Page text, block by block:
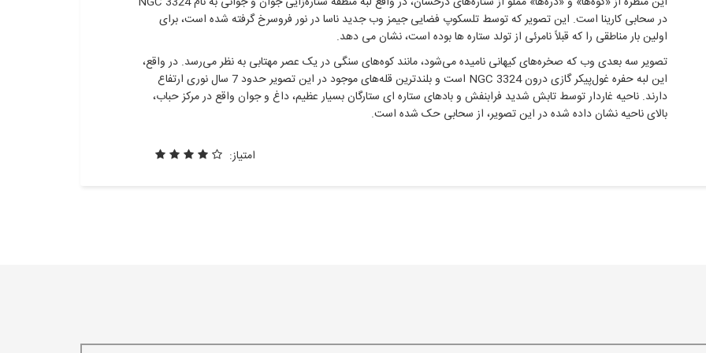
در سحابی کارینا است. این تصویر که توسط تلسکوپ فضایی جیمز وب جدید ناسا در نور فروسرخ گرفته شده است، برای
اولین بار مناطقی را که قبلاً نامرئی از تولد ستاره ها بوده است، نشان می دهد.
تصویر سه بعدی وب که صخره‌های کیهانی نامیده می‌شود، مانند کوه‌های سنگی در یک عصر مهتابی به نظر می‌رسد. در واقع،
این لبه حفره غول‌پیکر گازی درون NGC 3324 است و بلندترین قله‌های موجود در این تصویر حدود 7 سال نوری ارتفاع
دارند. ناحیه غاردار توسط تابش شدید فرابنفش و بادهای ستاره ای ستارگان بسیار عظیم، داغ و جوان واقع در مرکز حباب،
بالای ناحیه نشان داده شده در این تصویر، از سحابی حک شده است.
امتیاز: